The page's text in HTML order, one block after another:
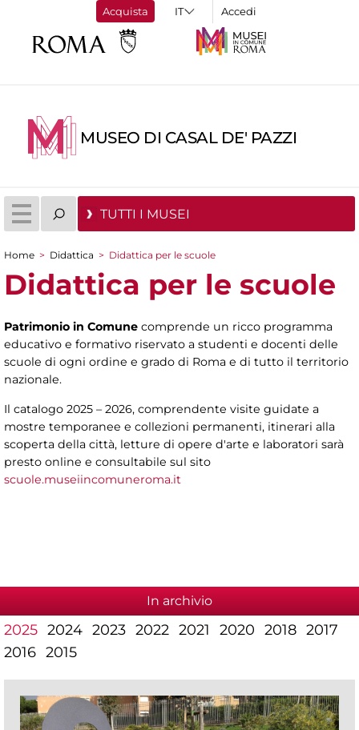
Acquista Accedi
MUSEO DI CASAL DE' PAZZI
TUTTI I MUSEI
Tu sei qui
Home > Didattica > Didattica per le scuole
Didattica per le scuole
Patrimonio in Comune comprende un ricco programma
educativo e formativo riservato a studenti e docenti delle
scuole di ogni ordine e grado di Roma e di tutto il territorio
nazionale.
Il catalogo 2025 – 2026, comprendente visite guidate a
mostre temporanee e collezioni permanenti, itinerari alla
scoperta della città, letture di opere d'arte e laboratori sarà
presto online e consultabile sul sito
scuole.museiincomuneroma.it
In archivio
2025 2024 2023 2022 2021 2020 2018 2017
2016 2015